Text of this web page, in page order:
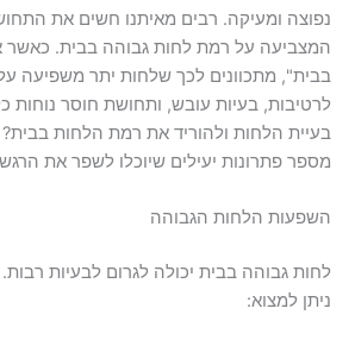
נפוצה ומעיקה. רבים מאיתנו חשים את
המצביעה על רמת לחות גבוהה בבית. כאשר
בבית", מתכוונים לכך שלחות יתר משפיעה
לרטיבות, בעיות עובש, ותחושת חוסר נוחות
בעיית הלחות ולהוריד את רמת הלחות
מספר פתרונות יעילים שיוכלו לשפר את
השפעות הלחות הגבוהה
לחות גבוהה בבית יכולה לגרום לבעיות רבות.
ניתן למצוא: